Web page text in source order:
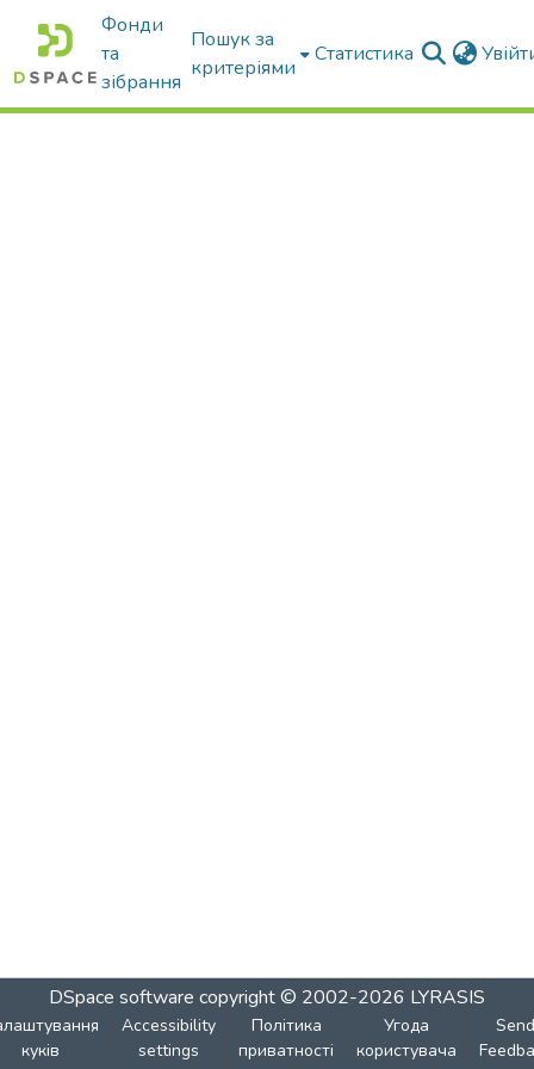
Фонди
та
зібрання
Пошук за
критеріями
Статистика
DSpace software copyright © 2002-2026 LYRASIS
куків
Accessibility
settings
Політика
приватності
Угода
користувача
Send